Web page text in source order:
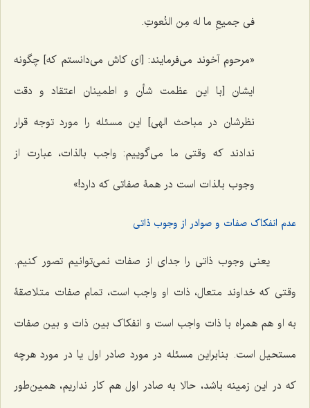
فی جمیعِ ما له مِن النُعوتِ.
«مرحوم آخوند مى‌فرمایند: [ای کاش می‌دانستم که] چگونه
ایشان [با این عظمت شأن و اطمینان اعتقاد و دقت
نظرشان در مباحث الهی] این مسئله را مورد توجه قرار
ندادند که وقتى‌ ما مى‌گوییم: واجب بالذات، عبارت از
وجوب بالذات است در همۀ صفاتى که دارد!»
عدم انفکاک صفات و صوادر از وجوب ذاتی
یعنى وجوب ذاتى را جداى از صفات نمى‌توانیم تصور کنیم.
وقتى ‌که خداوند متعال، ذات او واجب است، تمام صفات متلاصقۀ
به او هم همراه با ذات واجب است و انفکاک بین ذات و بین صفات
مستحیل است. بنابراین مسئله در مورد صادر اول یا در مورد هرچه
که در این زمینه باشد، حالا به صادر اول هم کار نداریم، همین‌طور